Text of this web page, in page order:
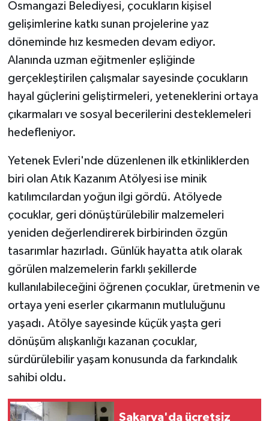
Osmangazi Belediyesi, çocukların kişisel
gelişimlerine katkı sunan projelerine yaz
döneminde hız kesmeden devam ediyor.
Alanında uzman eğitmenler eşliğinde
gerçekleştirilen çalışmalar sayesinde çocukların
hayal güçlerini geliştirmeleri, yeteneklerini ortaya
çıkarmaları ve sosyal becerilerini desteklemeleri
hedefleniyor.
Yetenek Evleri'nde düzenlenen ilk etkinliklerden
biri olan Atık Kazanım Atölyesi ise minik
katılımcılardan yoğun ilgi gördü. Atölyede
çocuklar, geri dönüştürülebilir malzemeleri
yeniden değerlendirerek birbirinden özgün
tasarımlar hazırladı. Günlük hayatta atık olarak
görülen malzemelerin farklı şekillerde
kullanılabileceğini öğrenen çocuklar, üretmenin ve
ortaya yeni eserler çıkarmanın mutluluğunu
yaşadı. Atölye sayesinde küçük yaşta geri
dönüşüm alışkanlığı kazanan çocuklar,
sürdürülebilir yaşam konusunda da farkındalık
sahibi oldu.
Sakarya'da ücretsiz